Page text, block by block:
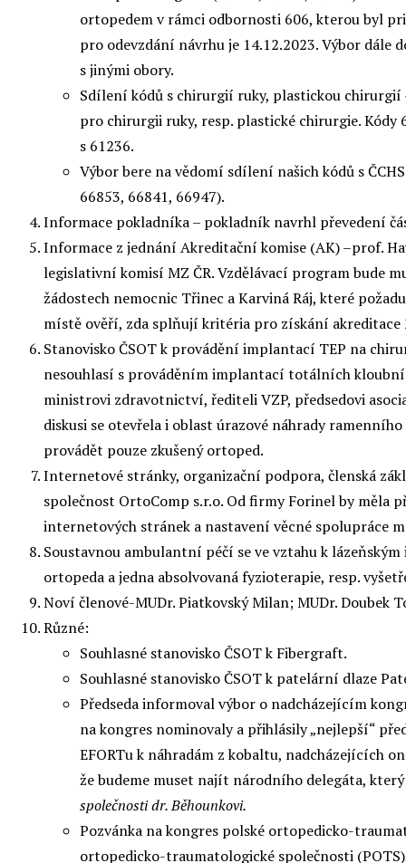
ortopedem v rámci odbornosti 606, kterou byl
pro odevzdání návrhu je 14.12.2023. Výbor
s jinými obory.
Sdílení kódů s chirurgií ruky, plastickou chirurgií
pro chirurgii ruky, resp. plastické chirurgie. Kódy
s 61236.
Výbor bere na vědomí sdílení našich kódů s
66853, 66841, 66947).
Informace pokladníka – pokladník navrhl převedení
Informace z jednání Akreditační komise (AK) –prof.
legislativní komisí MZ ČR. Vzdělávací program bude
žádostech nemocnic Třinec a Karviná Ráj, které
místě ověří, zda splňují kritéria pro získání akreditace
Stanovisko ČSOT k provádění implantací TEP na
nesouhlasí s prováděním implantací totálních
ministrovi zdravotnictví, řediteli VZP, předsedovi
diskusi se otevřela i oblast úrazové náhrady
provádět pouze zkušený ortoped.
Internetové stránky, organizační podpora, členská
společnost OrtoComp s.r.o. Od firmy Forinel by měla
internetových stránek a nastavení věcné spolupráce
Soustavnou ambulantní péčí se ve vztahu k
ortopeda a jedna absolvovaná fyzioterapie, resp.
Noví členové-MUDr. Piatkovský Milan; MUDr. Doubek
Různé:
Souhlasné stanovisko ČSOT k Fibergraft.
Souhlasné stanovisko ČSOT k patelární dlaze
Předseda informoval výbor o nadcházejícím
na kongres nominovaly a přihlásily „nejlepší“
EFORTu k náhradám z kobaltu, nadcházejících
že budeme muset najít národního delegáta,
společnosti dr. Běhounkovi.
Pozvánka na kongres polské ortopedicko-
ortopedicko-traumatologické společnosti